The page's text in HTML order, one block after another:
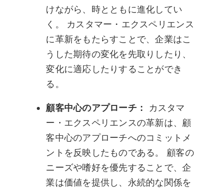
けながら、時とともに進化してい
く。 カスタマー・エクスペリエンス
に革新をもたらすことで、企業はこ
うした期待の変化を先取りしたり、
変化に適応したりすることができ
る。
顧客中心のアプローチ：
カスタマ
ー・エクスペリエンスの革新は、顧
客中心のアプローチへのコミットメ
ントを反映したものである。 顧客の
ニーズや嗜好を優先することで、企
業は価値を提供し、永続的な関係を